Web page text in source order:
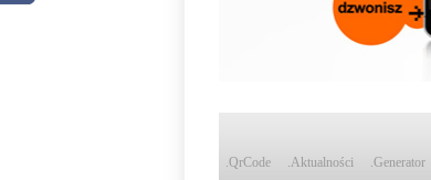
.QrCode .Aktualności .Generator